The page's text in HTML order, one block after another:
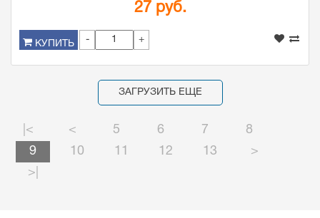
27 руб.
КУПИТЬ - +
ЗАГРУЗИТЬ ЕЩЕ
|< < 5 6 7
8
9
10 11 12 13
>
>|